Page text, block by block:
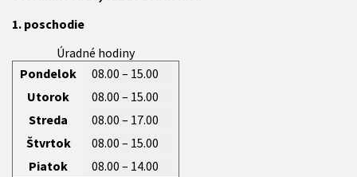
1. poschodie
Úradné hodiny
Pondelok
08.00 – 15.00
Utorok
08.00 – 15.00
Streda
08.00 – 17.00
Štvrtok
08.00 – 15.00
Piatok
08.00 – 14.00